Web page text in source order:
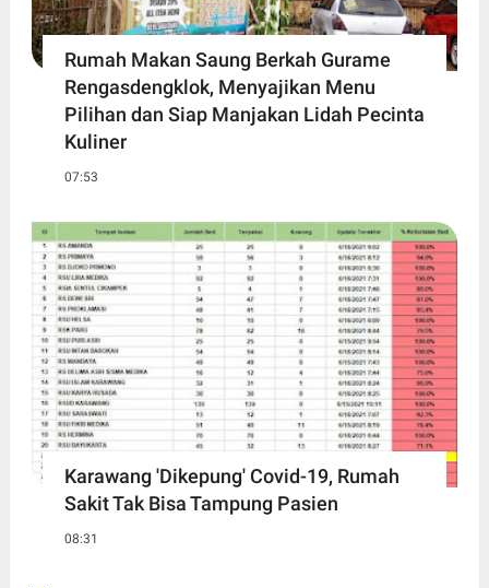
Rumah Makan Saung Berkah Gurame
Rengasdengklok, Menyajikan Menu
Pilihan dan Siap Manjakan Lidah Pecinta
Kuliner
07:53
Karawang 'Dikepung' Covid-19, Rumah
Sakit Tak Bisa Tampung Pasien
08:31